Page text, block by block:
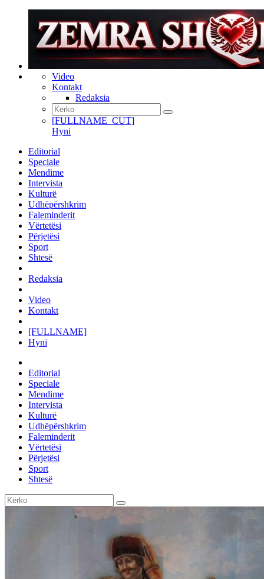
Video
Kontakt
Redaksia
[FULLNAME_CUT]
Hyni
Editorial
Speciale
Mendime
Intervista
Kulturë
Udhëpërshkrim
Faleminderit
Vërtetësi
Përjetësi
Sport
Shtesë
Redaksia
Video
Kontakt
[FULLNAME]
Hyni
Editorial
Speciale
Mendime
Intervista
Kulturë
Udhëpërshkrim
Faleminderit
Vërtetësi
Përjetësi
Sport
Shtesë